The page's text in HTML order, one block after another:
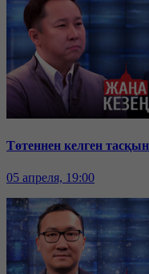
Төтеннен келген
05 апреля, 19:00